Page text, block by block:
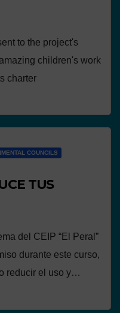
to the project's
children's work
charter
COUNCILS
TUS
del CEIP “El Peral”
durante este curso,
reducir el uso y…